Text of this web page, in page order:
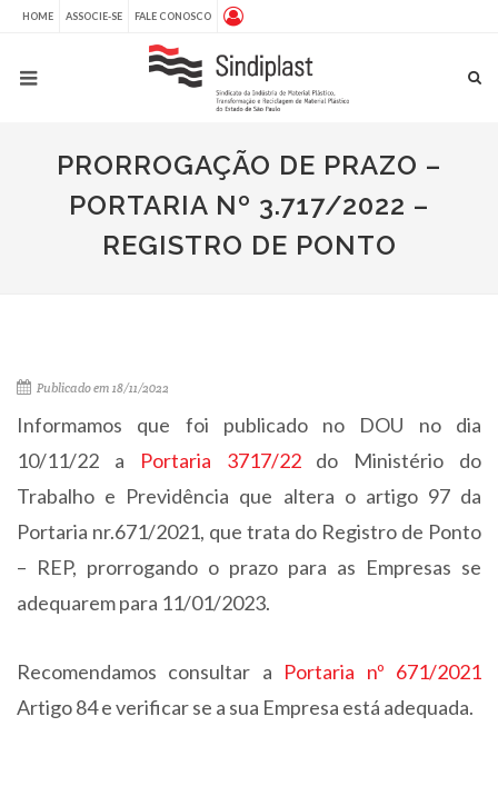
HOME ASSOCIE-SE FALE CONOSCO
PRORROGAÇÃO DE PRAZO –
PORTARIA Nº 3.717/2022 –
REGISTRO DE PONTO
Publicado em 18/11/2022
Informamos que foi publicado no DOU no dia
10/11/22 a
Portaria 3717/22do Ministério do
Trabalho e Previdência que altera o artigo 97 da
Portaria nr.671/2021, que trata do Registro de Ponto
– REP, prorrogando o prazo para as Empresas se
adequarem para 11/01/2023.
Recomendamos consultar a Portaria nº 671/2021
Artigo 84 e verificar se a sua Empresa está adequada.